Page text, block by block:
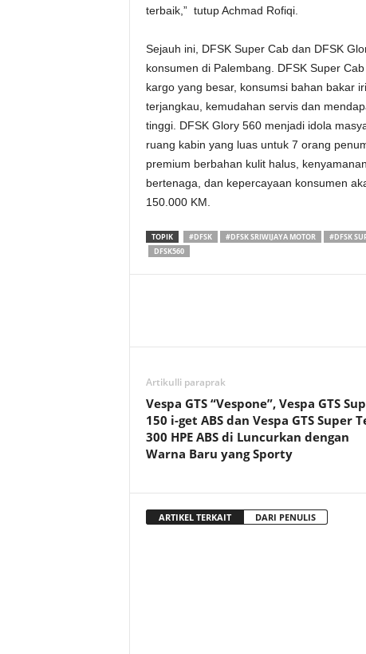
terbaik,” tutup Achmad Rofiqi.
Sejauh ini, DFSK Super Cab dan DFSK
konsumen di Palembang. DFSK Super
kargo yang besar, konsumsi bahan bakar
terjangkau, kemudahan servis dan
tinggi. DFSK Glory 560 menjadi idola
ruang kabin yang luas untuk 7 orang
premium berbahan kulit halus,
bertenaga, dan kepercayaan konsumen
150.000 KM.
TOPIK #DFSK #DFSK SRIWIJAYA MOTOR #DFSK
DFSK560
Artikulli paraprak
Vespa GTS “Vespone”, Vespa GTS
150 i-get ABS dan Vespa GTS Super
300 HPE ABS di Luncurkan dengan
Warna Baru yang Sporty
ARTIKEL TERKAIT DARI PENULIS